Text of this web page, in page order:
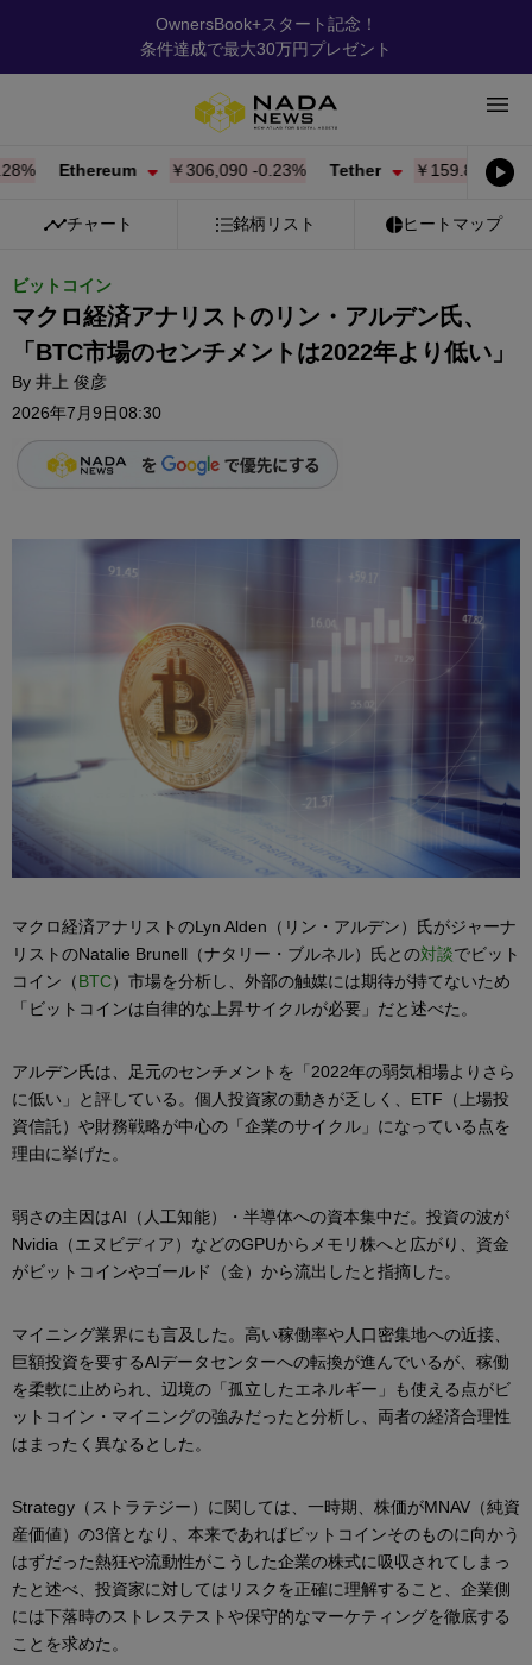
OwnersBook+スタート記念！
条件達成で最大30万円プレゼント
Ethereum ￥306,090-0.23% Tether ￥159.86-0.01%
チャート 銘柄リスト ヒートマップ
ビットコイン
マクロ経済アナリストのリン・アルデン氏、
「BTC市場のセンチメントは2022年より低い」
By 井上 俊彦
2026年7月9日08:30
マクロ経済アナリストのLyn Alden（リン・アルデン）氏がジャーナ
リストのNatalie Brunell（ナタリー・ブルネル）氏との対談でビット
コイン（BTC）市場を分析し、外部の触媒には期待が持てないため
「ビットコインは自律的な上昇サイクルが必要」だと述べた。
アルデン氏は、足元のセンチメントを「2022年の弱気相場よりさら
に低い」と評している。個人投資家の動きが乏しく、ETF（上場投
資信託）や財務戦略が中心の「企業のサイクル」になっている点を
理由に挙げた。
弱さの主因はAI（人工知能）・半導体への資本集中だ。投資の波が
Nvidia（エヌビディア）などのGPUからメモリ株へと広がり、資金
がビットコインやゴールド（金）から流出したと指摘した。
マイニング業界にも言及した。高い稼働率や人口密集地への近接、
巨額投資を要するAIデータセンターへの転換が進んでいるが、稼働
を柔軟に止められ、辺境の「孤立したエネルギー」も使える点がビ
ットコイン・マイニングの強みだったと分析し、両者の経済合理性
はまったく異なるとした。
Strategy（ストラテジー）に関しては、一時期、株価がMNAV（純資
産価値）の3倍となり、本来であればビットコインそのものに向かう
はずだった熱狂や流動性がこうした企業の株式に吸収されてしまっ
たと述べ、投資家に対してはリスクを正確に理解すること、企業側
には下落時のストレステストや保守的なマーケティングを徹底する
ことを求めた。